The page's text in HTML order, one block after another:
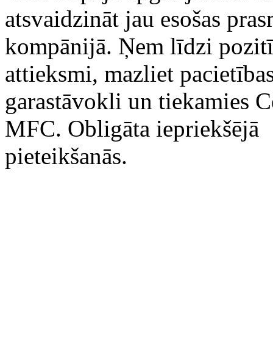
atsvaidzināt jau esošas
kompānijā. Ņem līdzi
attieksmi, mazliet
garastāvokli un tiekamies
MFC. Obligāta iepriekšējā
pieteikšanās.